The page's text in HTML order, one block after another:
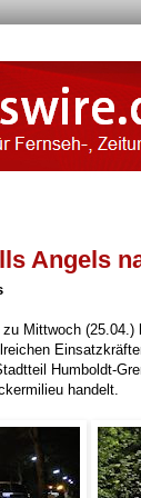
Angels
Mittwoch
Humboldt-
handelt.